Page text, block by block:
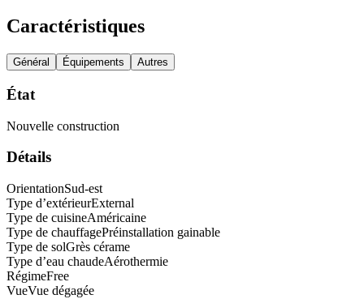
Caractéristiques
Général Équipements Autres
État
Nouvelle construction
Détails
OrientationSud-est
Type d’extérieurExternal
Type de cuisineAméricaine
Type de chauffagePréinstallation gainable
Type de solGrès cérame
Type d’eau chaudeAérothermie
RégimeFree
VueVue dégagée